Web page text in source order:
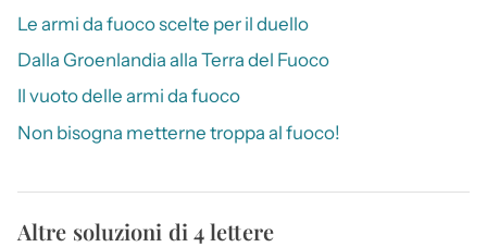
Le armi da fuoco scelte per il duello
Dalla Groenlandia alla Terra del Fuoco
Il vuoto delle armi da fuoco
Non bisogna metterne troppa al fuoco!
Altre soluzioni di 4 lettere